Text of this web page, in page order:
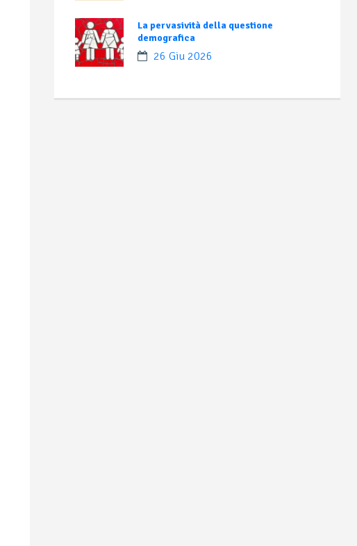
La pervasività della questione
demografica
26 Giu 2026